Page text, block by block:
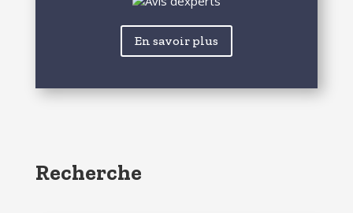
En savoir plus
Recherche